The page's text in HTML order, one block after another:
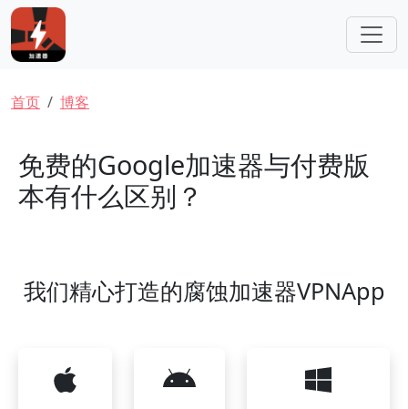
跳转到主要内容
面包屑
首页 博客
免费的Google加速器与付费版
本有什么区别？
我们精心打造的腐蚀加速器VPNApp